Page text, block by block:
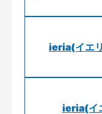
ieria(イエ
ieria(イ